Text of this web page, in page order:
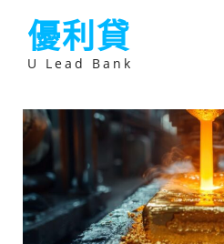
優利貸
U Lead Bank